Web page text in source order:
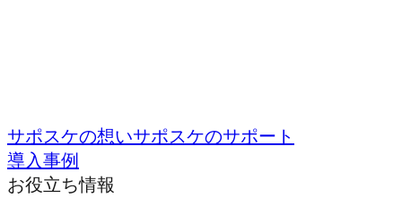
サポスケの想いサポスケのサポート
導入事例
お役立ち情報